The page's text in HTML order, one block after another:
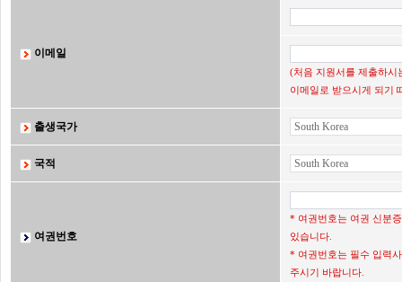
이메일
(처음 지원서를 제출하시
이메일로 받으시게 되기
출생국가
국적
여권번호
* 여권번호는 여권 신분
있습니다.
* 여권번호는 필수 입력
주시기 바랍니다.